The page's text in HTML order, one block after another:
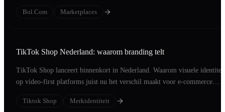
Bol.com
Marketplaces
TikTok Shop Nederland: waarom branding telt
TikTok Shop lanceert binnenkort in Nederland. Waarom visuele identiteit
op video-first platforms juist nu het verschil maakt voor e-commerce
Tiktok Shop
Merkidentiteit